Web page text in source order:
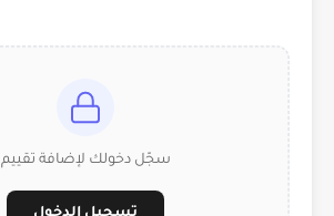
سجّل دخولك لإضافة تقييم